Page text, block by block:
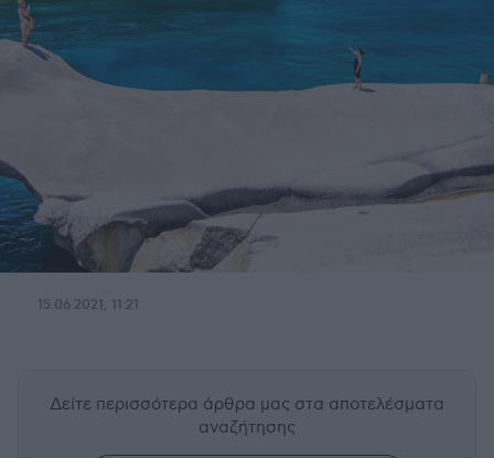
15.06.2021, 11:21
Δείτε περισσότερα άρθρα μας στα αποτελέσματα
αναζήτησης